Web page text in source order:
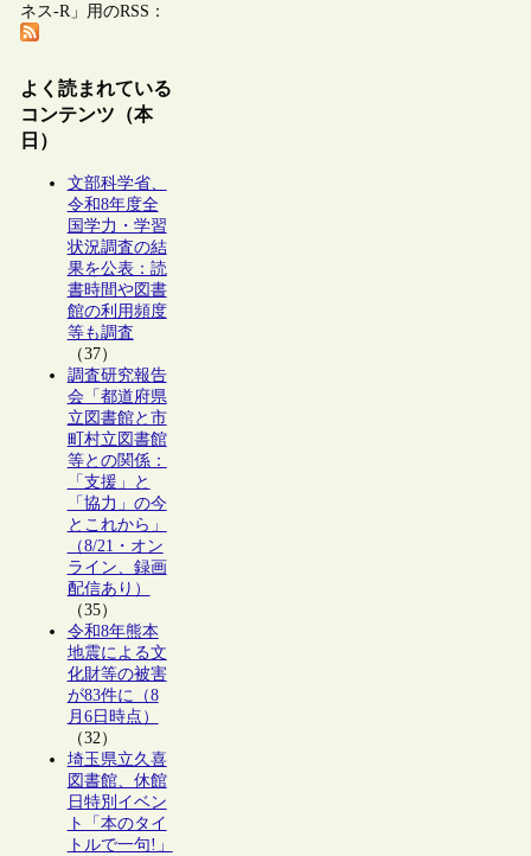
ネス-R」用のRSS：
よく読まれている
コンテンツ（本
日）
文部科学省、
令和8年度全
国学力・学習
状況調査の結
果を公表：読
書時間や図書
館の利用頻度
等も調査
（37）
調査研究報告
会「都道府県
立図書館と市
町村立図書館
等との関係：
「支援」と
「協力」の今
とこれから」
（8/21・オン
ライン、録画
配信あり）
（35）
令和8年熊本
地震による文
化財等の被害
が83件に（8
月6日時点）
（32）
埼玉県立久喜
図書館、休館
日特別イベン
ト「本のタイ
トルで一句!」